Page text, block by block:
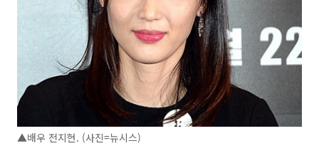
▲배우 전지현. (사진=뉴시스)